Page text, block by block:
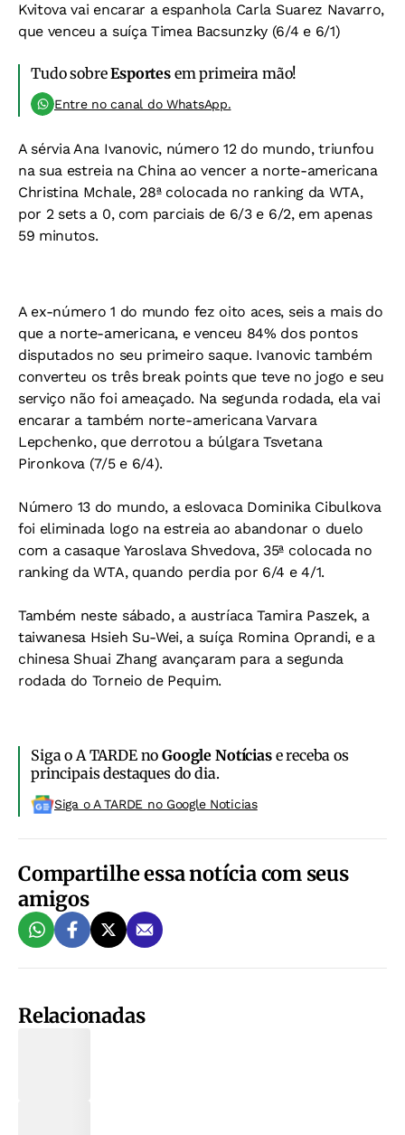
Kvitova vai encarar a espanhola Carla Suarez Navarro,
que venceu a suíça Timea Bacsunzky (6/4 e 6/1)
Tudo sobreEsportesem primeira mão!
Entre no canal do WhatsApp.
A sérvia Ana Ivanovic, número 12 do mundo, triunfou
na sua estreia na China ao vencer a norte-americana
Christina Mchale, 28ª colocada no ranking da WTA,
por 2 sets a 0, com parciais de 6/3 e 6/2, em apenas
59 minutos.
A ex-número 1 do mundo fez oito aces, seis a mais do
que a norte-americana, e venceu 84% dos pontos
disputados no seu primeiro saque. Ivanovic também
converteu os três break points que teve no jogo e seu
serviço não foi ameaçado. Na segunda rodada, ela vai
encarar a também norte-americana Varvara
Lepchenko, que derrotou a búlgara Tsvetana
Pironkova (7/5 e 6/4).
Número 13 do mundo, a eslovaca Dominika Cibulkova
foi eliminada logo na estreia ao abandonar o duelo
com a casaque Yaroslava Shvedova, 35ª colocada no
ranking da WTA, quando perdia por 6/4 e 4/1.
Também neste sábado, a austríaca Tamira Paszek, a
taiwanesa Hsieh Su-Wei, a suíça Romina Oprandi, e a
chinesa Shuai Zhang avançaram para a segunda
rodada do Torneio de Pequim.
Siga o A TARDE noGoogle Notíciase receba os
principais destaques do dia.
Siga o A TARDE no Google Noticias
Compartilhe essa notícia com seus
amigos
Relacionadas